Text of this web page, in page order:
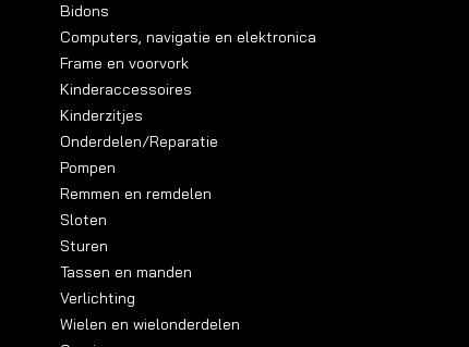
Bidons
Computers, navigatie en elektronica
Frame en voorvork
Kinderaccessoires
Kinderzitjes
Onderdelen/Reparatie
Pompen
Remmen en remdelen
Sloten
Sturen
Tassen en manden
Verlichting
Wielen en wielonderdelen